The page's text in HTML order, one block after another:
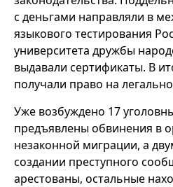
с деньгами направляли в
языкового тестирования
университета дружбы
выдавали сертификаты. В
получали право на
Уже возбуждено 17
предъявлены обвинения в
незаконной миграции, а
создании преступного
арестованы, остальные